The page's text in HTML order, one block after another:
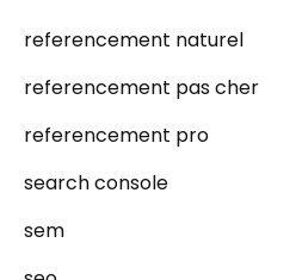
referencement naturel
referencement pas cher
referencement pro
search console
sem